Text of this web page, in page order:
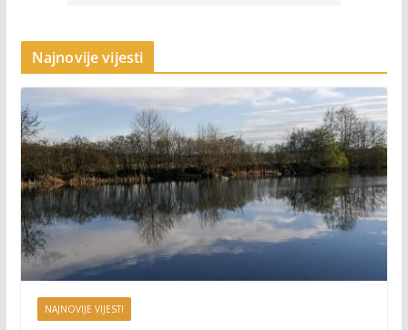
Najnovije vijesti
NAJNOVIJE VIJESTI